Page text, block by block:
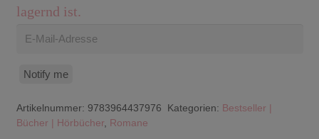
lagernd ist.
Notify me
Artikelnummer: 9783964437976 Kategorien: Bestseller |
Bücher | Hörbücher, Romane